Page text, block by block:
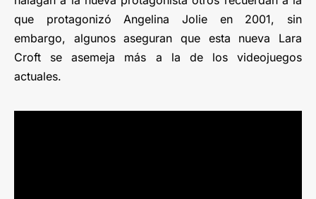
que protagonizó Angelina Jolie en 2001, sin
embargo, algunos aseguran que esta nueva Lara
Croft se asemeja más a la de los videojuegos
actuales.